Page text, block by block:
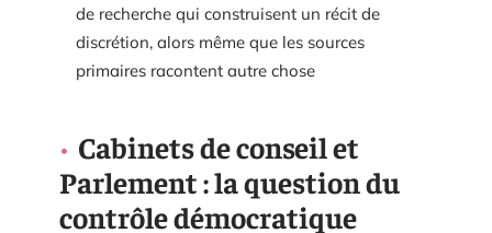
de recherche qui construisent un récit de
discrétion, alors même que les sources
primaires racontent autre chose
Cabinets de conseil et
Parlement : la question du
contrôle démocratique